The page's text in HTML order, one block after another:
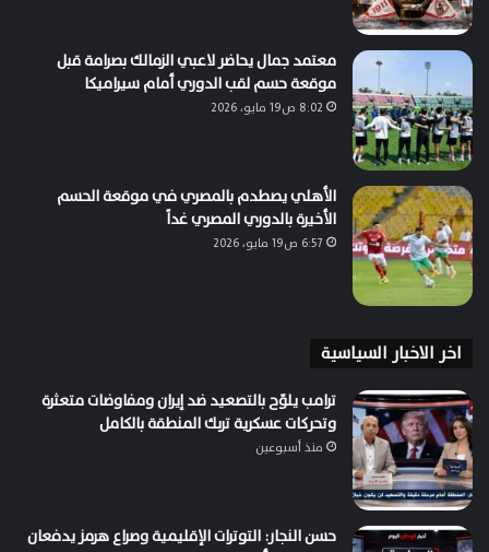
معتمد جمال يحاضر لاعبي الزمالك بصرامة قبل
موقعة حسم لقب الدوري أمام سيراميكا
8:02 ص19 مايو، 2026
الأهلي يصطدم بالمصري في موقعة الحسم
الأخيرة بالدوري المصري غداً
6:57 ص19 مايو، 2026
اخر الاخبار السياسية
ترامب يلوّح بالتصعيد ضد إيران ومفاوضات متعثرة
وتحركات عسكرية تربك المنطقة بالكامل
منذ أسبوعين
حسن النجار: التوترات الإقليمية وصراع هرمز يدفعان